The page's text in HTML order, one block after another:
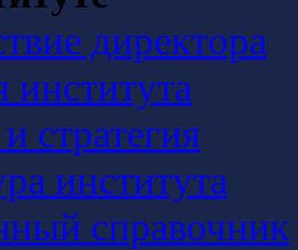
директора
института
стратегия
института
справочник